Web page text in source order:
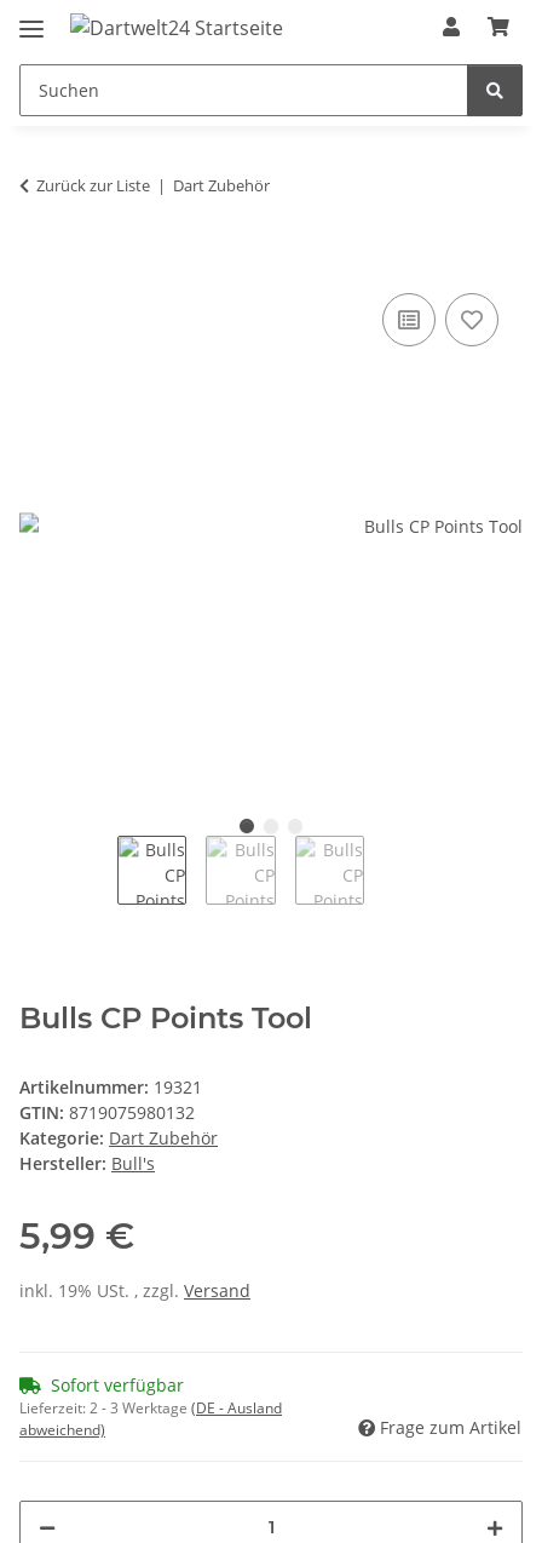
Zurück zur Liste Dart Zubehör
Bulls CP Points Tool
Artikelnummer: 19321
GTIN: 8719075980132
Kategorie: Dart Zubehör
Hersteller: Bull's
5,99 €
inkl. 19% USt. , zzgl. Versand
Sofort verfügbar
Lieferzeit:2 - 3 Werktage (DE - Ausland
abweichend)
Frage zum Artikel